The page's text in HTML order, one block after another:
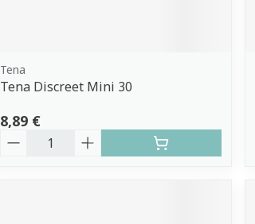
Tena
Tena Discreet Mini 30
8,89 €
Quantité